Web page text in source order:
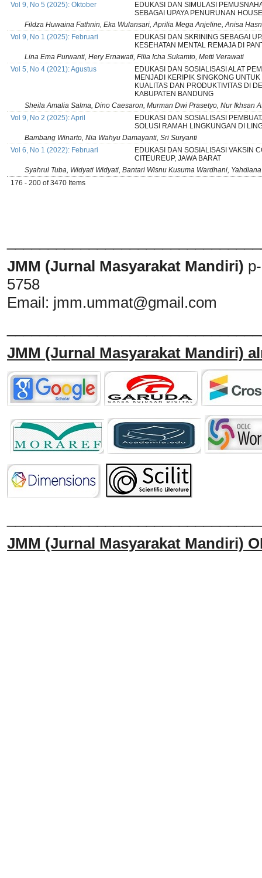
Vol 9, No 5 (2025): Oktober
EDUKASI DAN SIMULASI
SEBAGAI UPAYA PENURUNAN
Fildza Huwaina Fathnin, Eka Wulansari, Aprilia Mega Anjeline, Anisa
Vol 9, No 1 (2025): Februari
EDUKASI DAN SKRINING SEBAGAI
KESEHATAN MENTAL REMAJA DI
Lina Ema Purwanti, Hery Ernawati, Filia Icha Sukamto, Metti Verawati
Vol 5, No 4 (2021): Agustus
EDUKASI DAN SOSIALISASI ALAT
MENJADI KERIPIK SINGKONG
KUALITAS DAN PRODUKTIVITAS DI
KABUPATEN BANDUNG
Sheila Amalia Salma, Dino Caesaron, Murman Dwi Prasetyo, Nur Ikhsan
Vol 9, No 2 (2025): April
EDUKASI DAN SOSIALISASI
SOLUSI RAMAH LINGKUNGAN DI
Bambang Winarto, Nia Wahyu Damayanti, Sri Suryanti
Vol 6, No 1 (2022): Februari
EDUKASI DAN SOSIALISASI VAKSIN
CITEUREUP, JAWA BARAT
Syahrul Tuba, Widyati Widyati, Bantari Wisnu Kusuma Wardhani,
176 - 200 of 3470 Items
JMM (Jurnal Masyarakat Mandiri)
5758
Email: jmm.ummat@gmail.com
JMM (Jurnal Masyarakat Mandiri)
JMM (Jurnal Masyarakat Mandiri)